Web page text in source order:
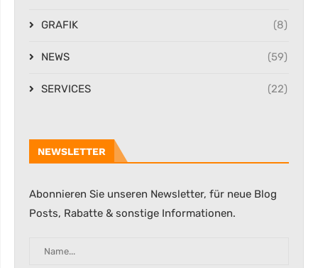
GRAFIK (8)
NEWS (59)
SERVICES (22)
NEWSLETTER
Abonnieren Sie unseren Newsletter, für neue Blog
Posts, Rabatte & sonstige Informationen.